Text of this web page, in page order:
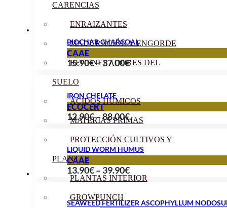
CARENCIAS
ENRAIZANTES
MADURACIÓN Y ENGORDE
REGENERADORES DEL
SUELO
ÁCIDOS HÚMICOS
MATERIAS PRIMAS
PROTECCIÓN CULTIVOS Y
PLANTAS
PLANTAS INTERIOR
GROWPUNCH
BIOCHAR CHARCOAL
15.90€–37.00€Price
through
37.00€
CAAE
IRON CHELATE
12.90€–88.00€Price
12.90€
through
88.00€
ECOCERT
LIQUID WORM HUMUS
13.90€– 39.90€Price
range:
CAAE
SEAWEED FERTILIZER ASCOPHYLLUM